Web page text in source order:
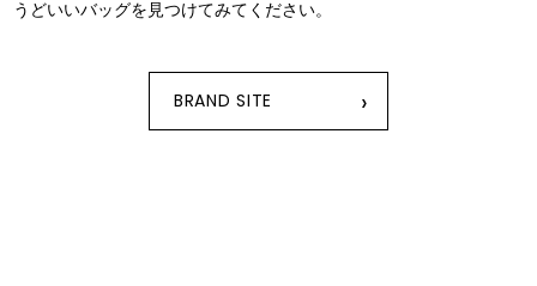
うどいいバッグを⾒つけてみてください。
BRAND SITE ›